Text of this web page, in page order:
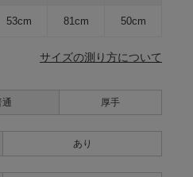
53cm 81cm 50cm
サイズの測り方について
通 厚手
あり